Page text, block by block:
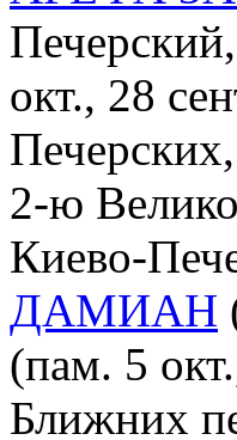
окт., 28
2-ю
Киево-
ДАМИАН
(пам. 5
Ближних